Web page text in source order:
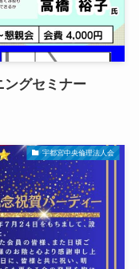
グセミナー
宇都宮中央倫理法人会